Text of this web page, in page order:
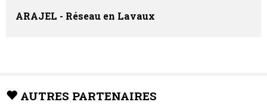
ARAJEL - Réseau en Lavaux
AUTRES PARTENAIRES